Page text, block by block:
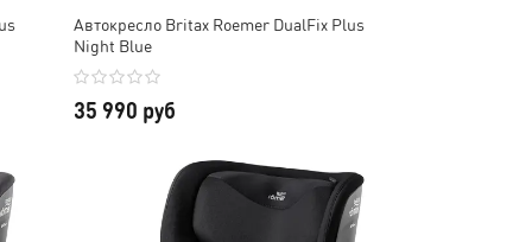
Автокресло Britax Roemer DualFix Plus
Night Blue
35 990 руб